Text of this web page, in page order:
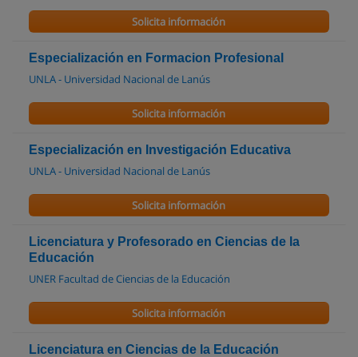
Solicita información
Especialización en Formacion Profesional
UNLA - Universidad Nacional de Lanús
Solicita información
Especialización en Investigación Educativa
UNLA - Universidad Nacional de Lanús
Solicita información
Licenciatura y Profesorado en Ciencias de la
Educación
UNER Facultad de Ciencias de la Educación
Solicita información
Licenciatura en Ciencias de la Educación